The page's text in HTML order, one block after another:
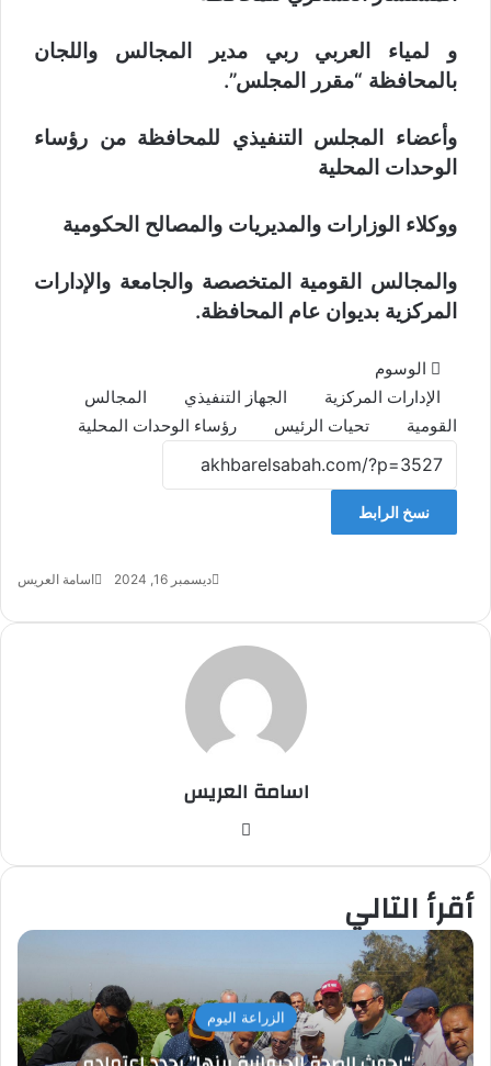
و لمياء العربي ربي مدير المجالس واللجان
بالمحافظة “مقرر المجلس”.
وأعضاء المجلس التنفيذي للمحافظة من رؤساء
الوحدات المحلية
ووكلاء الوزارات والمديريات والمصالح الحكومية
والمجالس القومية المتخصصة والجامعة والإدارات
المركزية بديوان عام المحافظة.
الوسوم
الإدارات المركزية
الجهاز التنفيذي
المجالس
القومية
تحيات الرئيس رؤساء الوحدات المحلية
نسخ الرابط
اسامة العريس ديسمبر 16, 2024
اسامة العريس
أقرأ التالي
الزراعة اليوم